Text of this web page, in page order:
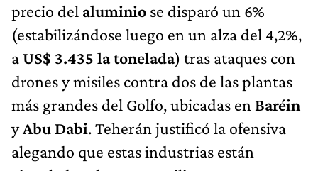
precio del aluminio se disparó un 6%
(estabilizándose luego en un alza del 4,2%,
aUS$ 3.435 la tonelada) tras ataques con
drones y misiles contra dos de las plantas
más grandes del Golfo, ubicadas en Baréin
yAbu Dabi. Teherán justificó la ofensiva
alegando que estas industrias están